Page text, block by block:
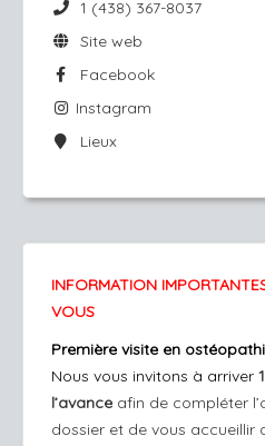
1 (438) 367-8037
Site web
Facebook
Instagram
Lieux
INFORMATION
VOUS
Première visite en
Nous vous invitons à arriver
l’avance afin de compléter
dossier et de vous accueillir